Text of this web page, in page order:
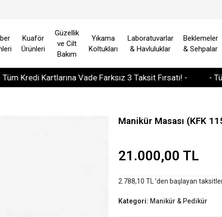
Kartlarına Vade Farksız 3 Taksit Fırsatı! - - Tüm
Kuaför
Ürünleri
Güzellik
ve Cilt
Bakım
Yıkama
Koltukları
Laboratuvarlar
& Havluluklar
Beklemeler
& Sehpalar
Manikür Masası (KFK
21.000,00 TL
2.788,10 TL 'den başlayan
Kategori: Manikür & Pedikür